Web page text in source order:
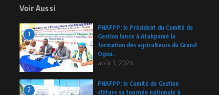
Voir Aussi
1
FNAFPP: le Président du Comité de
Gestion lance à Atakpamé la
formation des agriculteurs du Grand
Ogou.
août 3, 2026
2
FNAFPP: le Comité de Gestion
clôture sa tournée nationale à